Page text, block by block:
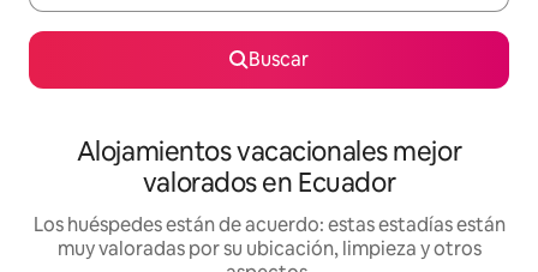
Buscar
Alojamientos vacacionales mejor
valorados en Ecuador
Los huéspedes están de acuerdo: estas estadías están
muy valoradas por su ubicación, limpieza y otros